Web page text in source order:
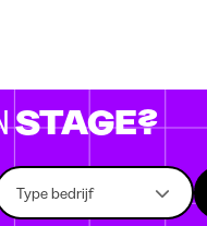
STAGE?
Type bedrijf